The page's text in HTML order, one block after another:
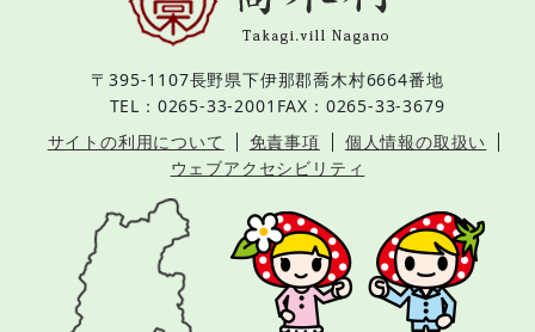
〒395-1107長野県下伊那郡喬木村6664番地
TEL：0265-33-2001 FAX：0265-33-3679
サイトの利用について
免責事項
個人情報の取扱い
ウェブアクセシビリティ